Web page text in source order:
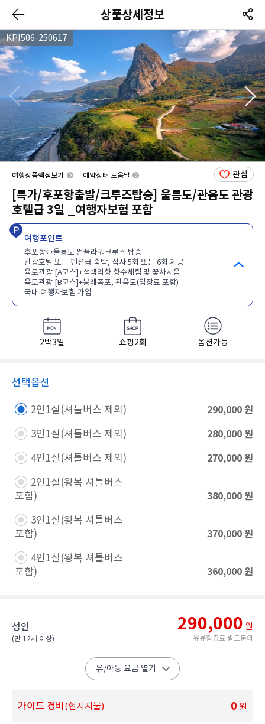
상품상세정보
KPI506-250617
여행상품핵심보기 예약상태 도움말
[특가/후포항출발/크루즈탑승] 울릉도/관음도 관광
호텔급 3일 _여행자보험 포함
여행포인트
후포항↔울릉도 썬플라워크루즈 탑승
관광호텔 또는 펜션급 숙박, 식사 5회 또는 6회 제공
육로관광 [A코스]+섬백리향 향수체험 및 꽃차시음
육로관광 [B코스]+봉래폭포, 관음도(입장료 포함)
국내 여행자보험 가입
2박3일 쇼핑2회 옵션가능
관심
선택옵션
2인1실(셔틀버스 제외)​ 290,000 원
3인1실(셔틀버스 제외)​ 280,000 원
4인1실(셔틀버스 제외)​ 270,000 원
2인1실(왕복 셔틀버스
포함)​
380,000 원
3인1실(왕복 셔틀버스
포함)​
370,000 원
4인1실(왕복 셔틀버스
포함)​
360,000 원
성인
(만 12세 이상)​
290,000 원
유류할증료 별도문의
유/아동 요금 열기
가이드 경비 (현지지불) 0 원